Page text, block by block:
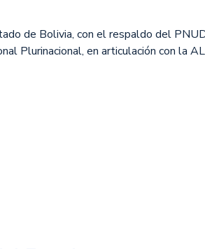
de Bolivia, con el respaldo del
Plurinacional, en articulación con la